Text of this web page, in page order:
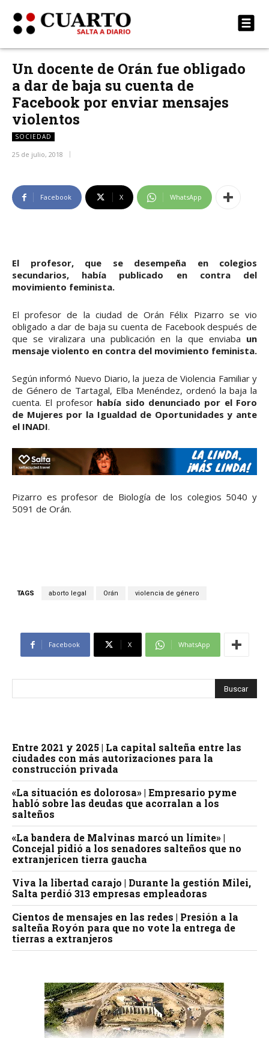
Un docente de Orán fue obligado
a dar de baja su cuenta de
Facebook por enviar mensajes
violentos
SOCIEDAD
25 de julio, 2018
Facebook X WhatsApp
El profesor, que se desempeña en colegios
secundarios, había publicado en contra del
movimiento feminista.
El profesor de la ciudad de Orán Félix Pizarro se vio
obligado a dar de baja su cuenta de Facebook después de
que se viralizara una publicación en la que enviaba un
mensaje violento en contra del movimiento feminista.
Según informó Nuevo Diario, la jueza de Violencia Familiar y
de Género de Tartagal, Elba Menéndez, ordenó la baja la
cuenta. El profesor había sido denunciado por el Foro
de Mujeres por la Igualdad de Oportunidades y ante
el INADI.
Pizarro es profesor de Biología de los colegios 5040 y
5091 de Orán.
TAGS aborto legal Orán violencia de género
Facebook X WhatsApp
Entre 2021 y 2025 | La capital salteña entre las
ciudades con más autorizaciones para la
construcción privada
«La situación es dolorosa» | Empresario pyme
habló sobre las deudas que acorralan a los
salteños
«La bandera de Malvinas marcó un límite» |
Concejal pidió a los senadores salteños que no
extranjericen tierra gaucha
Viva la libertad carajo | Durante la gestión Milei,
Salta perdió 313 empresas empleadoras
Cientos de mensajes en las redes | Presión a la
salteña Royón para que no vote la entrega de
tierras a extranjeros